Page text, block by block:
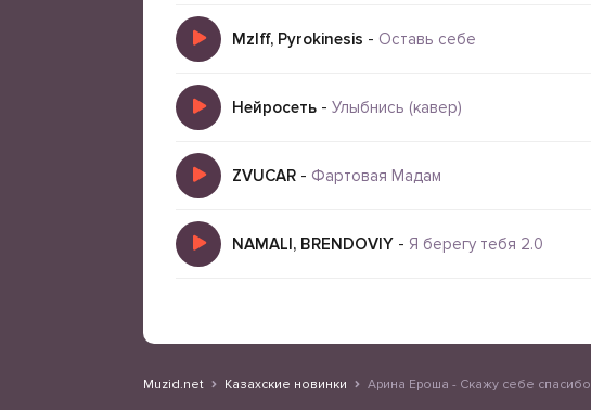
Mzlff, Pyrokinesis - Оставь себе
Нейросеть - Улыбнись (кавер)
ZVUCAR - Фартовая Мадам
NAMALI, BRENDOVIY - Я берегу тебя 2.0
Muzid.net Казахские новинки Арина Ероша - Скажу себе спасибо